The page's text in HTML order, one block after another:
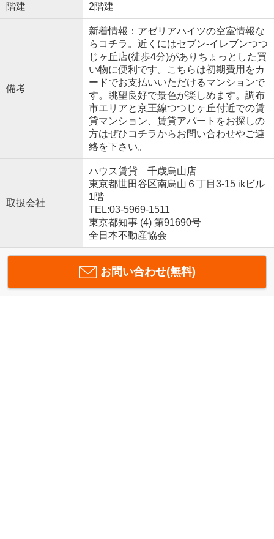
階建 2階建
備考
新着情報：アゼリアハイツの空室情報な
らコチラ。近くにはセブン-イレブンつつ
じヶ丘店(徒歩4分)がありちょっとした買
い物に便利です。こちらは初期費用をカ
ードでお支払いいただけるマンションで
す。眺望良好で景色が楽しめます。調布
市エリアと京王線つつじヶ丘付近での賃
貸マンション、賃貸アパートをお探しの
方はぜひコチラからお問い合わせやご連
絡を下さい。
取扱会社
ハウス賃貸 千歳烏山店
東京都世田谷区南烏山６丁目3-15 ikビル
1階
TEL:03-5969-1511
東京都知事 (4) 第91690号
全日本不動産協会
お問い合わせ(無料)